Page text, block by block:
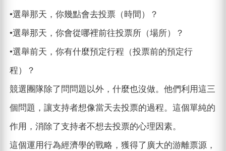
•選舉那天，你幾點會去投票（時間）？
•選舉那天，你會從哪裡前往投票所（場所）？
•選舉前天，你有什麼預定行程（投票前的預定行
程）？
競選團隊除了問問題以外，什麼也沒做。他們利用這三
個問題，讓支持者想像當天去投票的過程。這個單純的
作用，消除了支持者不想去投票的心理因素。
這個運用行為經濟學的戰略，獲得了廣大的游離票源，